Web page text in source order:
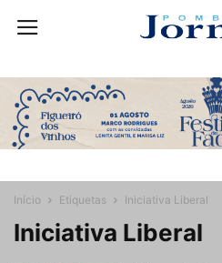
Início Etiquetas Iniciativa Liberal
Iniciativa Liberal